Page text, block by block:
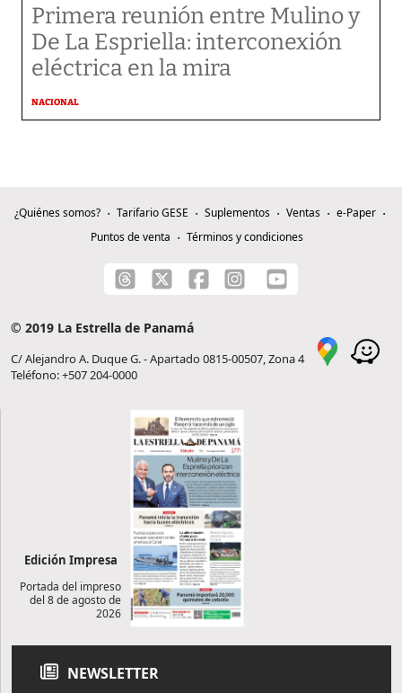
Primera reunión entre Mulino y
De La Espriella: interconexión
eléctrica en la mira
NACIONAL
¿Quiénes somos? Tarifario GESE Suplementos Ventas
e-Paper
Puntos de venta
Términos y condiciones
© 2019 La Estrella de Panamá
C/ Alejandro A. Duque G. - Apartado 0815-00507, Zona 4
Teléfono: +507 204-0000
Edición Impresa
Portada del impreso
del 8 de agosto de
2026
NEWSLETTER